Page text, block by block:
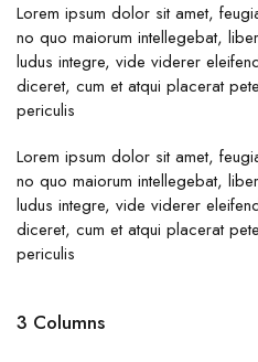
Lorem ipsum dolor sit amet,
no quo maiorum intellegebat,
ludus integre, vide viderer
diceret, cum et atqui placerat
periculis
Lorem ipsum dolor sit amet,
no quo maiorum intellegebat,
ludus integre, vide viderer
diceret, cum et atqui placerat
periculis
3 Columns